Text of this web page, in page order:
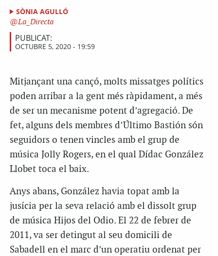
SÒNIA AGULLÓ
La_Directa
PUBLICAT:
OCTUBRE 5, 2020 - 19:59
Mitjançant una cançó, molts missatges polítics
poden arribar a la gent més ràpidament, a més
de ser un mecanisme potent d’agregació. De
fet, alguns dels membres d’Último Bastión són
seguidors o tenen vincles amb el grup de
música Jolly Rogers, en el qual Dídac González
Llobet toca el baix.
Anys abans, González havia topat amb la
jusícia per la seva relació amb el dissolt grup
de música Hijos del Odio. El 22 de febrer de
2011, va ser detingut al seu domicili de
Sabadell en el marc d’un operatiu ordenat per